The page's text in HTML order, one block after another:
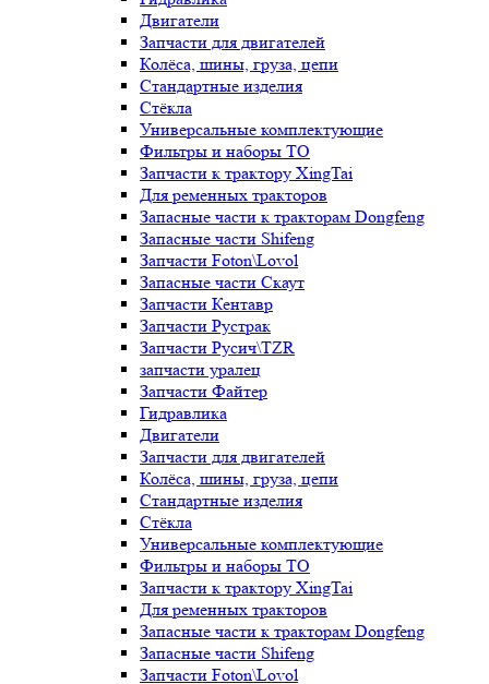
Двигатели
Запчасти для двигателей
Колёса, шины, груза, цепи
Стандартные изделия
Стёкла
Универсальные комплектующие
Фильтры и наборы ТО
Запчасти к трактору XingTai
Для ременных тракторов
Запасные части к тракторам Dongfeng
Запасные части Shifeng
Запчасти Foton\Lovol
Запасные части Скаут
Запчасти Кентавр
Запчасти Рустрак
Запчасти Русич\TZR
запчасти уралец
Запчасти Файтер
Гидравлика
Двигатели
Запчасти для двигателей
Колёса, шины, груза, цепи
Стандартные изделия
Стёкла
Универсальные комплектующие
Фильтры и наборы ТО
Запчасти к трактору XingTai
Для ременных тракторов
Запасные части к тракторам Dongfeng
Запасные части Shifeng
Запчасти Foton\Lovol